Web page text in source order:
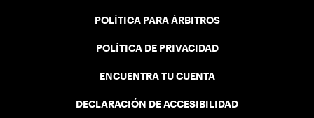
POLÍTICA PARA ÁRBITROS
POLÍTICA DE PRIVACIDAD
ENCUENTRA TU CUENTA
DECLARACIÓN DE ACCESIBILIDAD